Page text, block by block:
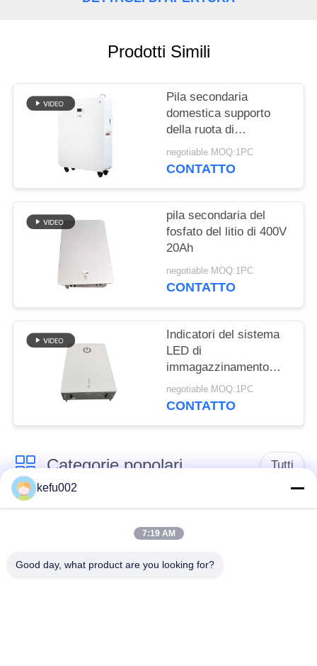
PRIVACY
POLICY
Prodotti Simili
Pila secondaria
domestica supporto
della ruota di
progettazione modulare
di 20 batterie al litio di
griglia
negotiable MOQ:1PC
CONTATTO
pila secondaria del
fosfato del litio di 400V
20Ah
negotiable MOQ:1PC
CONTATTO
Indicatori del sistema
LED di
immagazzinamento
dell'energia della casa
di MSDS 400V 25Ah
negotiable MOQ:1PC
CONTATTO
Categorie popolari Tutti
Batteria profonda del
ciclo LiFePo4
Batteria ricaricabile
Batteria solare
kefu002
7:19 AM
Good day, what product are you looking for?